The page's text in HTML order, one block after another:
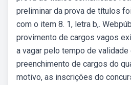
preliminar da prova de títulos
com o item 8. 1, letra b,.
provimento de cargos vagos
a vagar pelo tempo de validade
preenchimento de cargos do
motivo, as inscrições do